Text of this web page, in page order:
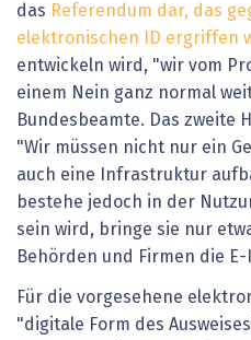
das Referendum dar, das
elektronischen ID ergriffen
entwickeln wird, "wir vom
einem Nein ganz normal
Bundesbeamte. Das zweite
"Wir müssen nicht nur ein
auch eine Infrastruktur
bestehe jedoch in der
sein wird, bringe sie nur
Behörden und Firmen die
Für die vorgesehene
"digitale Form des